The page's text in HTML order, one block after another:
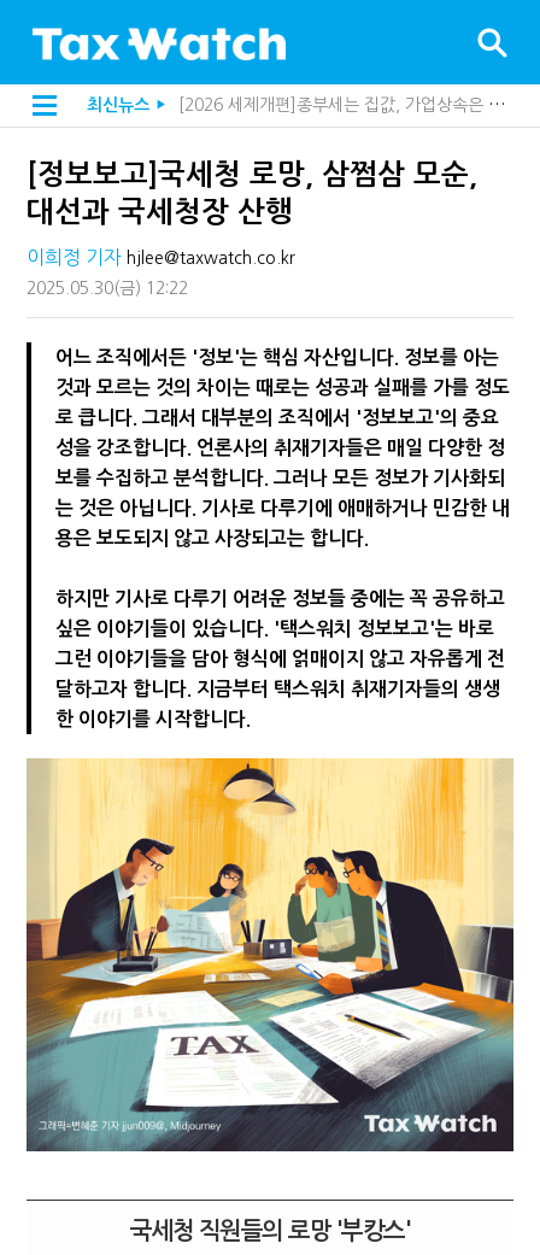
최신뉴스 ▶
[2026 세제개편]종부세는 집값, 가업상속은 기술…납세자가 꼭 볼 5가지
해외 안 갔는데 긁힌 신용카드…관세청이 몇분 만에 찾아낸 비결은?
내 지분만 봤다간 낭패…주식 양도세 추징 부른 '3가지 실수'
김밥엔 어떤 술 어울릴까?…국세청이 K-푸드 꺼낸 까닭
"세무플랫폼 문제 해결될 것"…세무사회 진단, 왜
배달라이더 원천징수 세금 인하…환급 플랫폼 수익성 악화될까
상속·증여세 조사, 이제 코인거래소까지 샅샅이 본다
고액자산가 더 옥죈다…해외신탁 미신고 제보에 포상금
반도체·AI로봇 국내 생산땐 세금 깎아준다
"오래 보유보다 오래 살아야"…1주택 세금 '실거주' 중심으로
[정보보고]국세청 로망, 삼쩜삼 모순,
대선과 국세청장 산행
이희정 기자 hjlee@taxwatch.co.kr
2025.05.30(금) 12:22
어느 조직에서든 '정보'는 핵심 자산입니다. 정보를 아는
것과 모르는 것의 차이는 때로는 성공과 실패를 가를 정도
로 큽니다. 그래서 대부분의 조직에서 '정보보고'의 중요
성을 강조합니다. 언론사의 취재기자들은 매일 다양한 정
보를 수집하고 분석합니다. 그러나 모든 정보가 기사화되
는 것은 아닙니다. 기사로 다루기에 애매하거나 민감한 내
용은 보도되지 않고 사장되고는 합니다.
하지만 기사로 다루기 어려운 정보들 중에는 꼭 공유하고
싶은 이야기들이 있습니다. '택스워치 정보보고'는 바로
그런 이야기들을 담아 형식에 얽매이지 않고 자유롭게 전
달하고자 합니다. 지금부터 택스워치 취재기자들의 생생
한 이야기를 시작합니다.
국세청 직원들의 로망 '부캉스'